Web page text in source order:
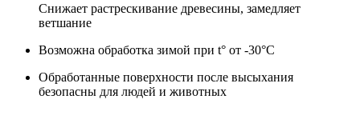
Снижает растрескивание древесины, замедляет
ветшание
Возможна обработка зимой при t° от -30°С
Обработанные поверхности после высыхания
безопасны для людей и животных